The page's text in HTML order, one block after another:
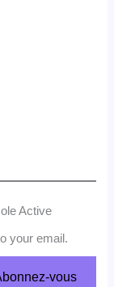
Active
your email.
vous